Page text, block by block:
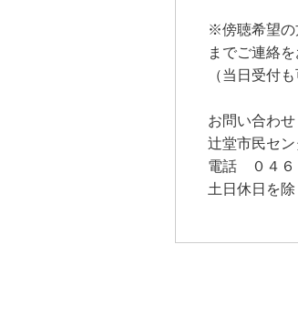
※傍聴希望の
までご連絡を
（当日受付
お問い合わせ
辻堂市民セン
電話 ０４６
土日休日を